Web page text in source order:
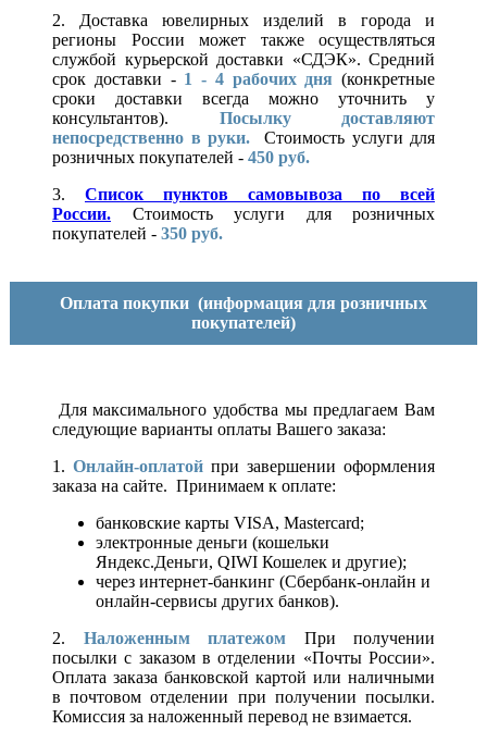
2. Доставка ювелирных изделий в города и
регионы России может также осуществляться
службой курьерской доставки «СДЭК». Средний
срок доставки - 1 - 4 рабочих дня (конкретные
сроки доставки всегда можно уточнить у
консультантов). Посылку доставляют
непосредственно в руки.
Стоимость услуги для
розничных покупателей - 450 руб.
3. Список пунктов самовывоза по всей
России.
Стоимость услуги для розничных
покупателей - 350 руб.
Оплата покупки (информация для розничных
покупателей)
Для максимального удобства мы предлагаем Вам
следующие варианты оплаты Вашего заказа:
1. Онлайн-оплатой при завершении оформления
заказа на сайте. Принимаем к оплате:
банковские карты VISA, Mastercard;
электронные деньги (кошельки
Яндекс.Деньги, QIWI Кошелек и другие);
через интернет-банкинг (Сбербанк-онлайн и
онлайн-сервисы других банков).
2. Наложенным платежом При получении
посылки с заказом в отделении «Почты России».
Оплата заказа банковской картой или наличными
в почтовом отделении при получении посылки.
Комиссия за наложенный перевод не взимается.